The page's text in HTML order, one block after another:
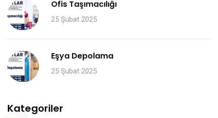
Ofis Taşımacılığı
25 Şubat 2025
Eşya Depolama
25 Şubat 2025
Kategoriler